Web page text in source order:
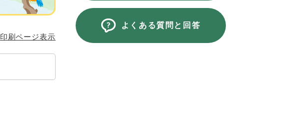
印刷ページ表示
よくある質問と回答